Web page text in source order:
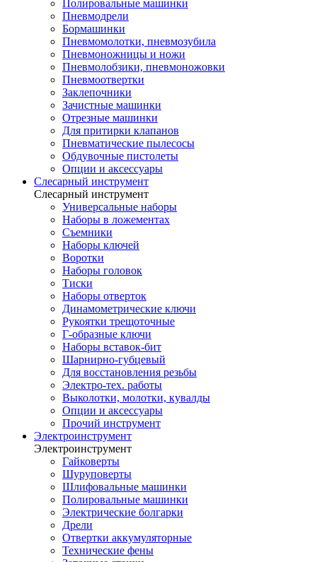
Полировальные машинки
Пневмодрели
Бормашинки
Пневмомолотки, пневмозубила
Пневмоножницы и ножи
Пневмолобзики, пневмоножовки
Пневмоотвертки
Заклепочники
Зачистные машинки
Отрезные машинки
Для притирки клапанов
Пневматические пылесосы
Обдувочные пистолеты
Опции и аксессуары
Слесарный инструмент
Слесарный инструмент
Универсальные наборы
Наборы в ложементах
Съемники
Наборы ключей
Воротки
Наборы головок
Тиски
Наборы отверток
Динамометрические ключи
Рукоятки трещоточные
Г-образные ключи
Наборы вставок-бит
Шарнирно-губцевый
Для восстановления резьбы
Электро-тех. работы
Выколотки, молотки, кувалды
Опции и аксессуары
Прочий инструмент
Электроинструмент
Электроинструмент
Гайковерты
Шуруповерты
Шлифовальные машинки
Полировальные машинки
Электрические болгарки
Дрели
Отвертки аккумуляторные
Технические фены